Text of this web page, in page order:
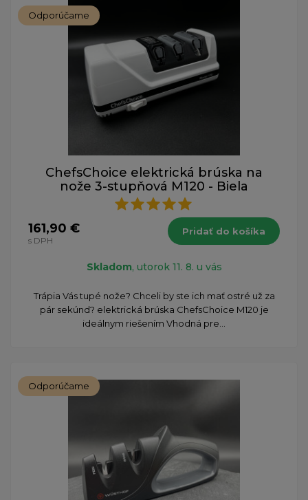
Odporúčame
ChefsChoice elektrická brúska na
nože 3-stupňová M120 - Biela
161,90 €
s DPH
Pridať do košíka
Skladom, utorok 11. 8. u vás
Trápia Vás tupé nože? Chceli by ste ich mať ostré už za
pár sekúnd? elektrická brúska ChefsChoice M120 je
ideálnym riešením Vhodná pre...
Odporúčame